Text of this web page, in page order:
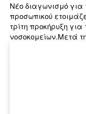
Νέο διαγωνισμό για
προσωπικού
τρίτη προκήρυξη
νοσοκομείων.Μετά